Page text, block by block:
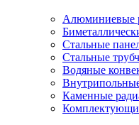
Алюминиевые
Стальные
Стальные
Водяные
Каменные